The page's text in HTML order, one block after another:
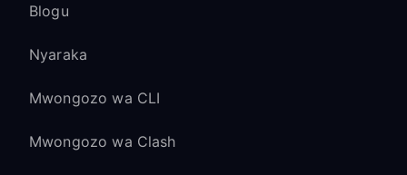
Blogu
Nyaraka
Mwongozo wa CLI
Mwongozo wa Clash